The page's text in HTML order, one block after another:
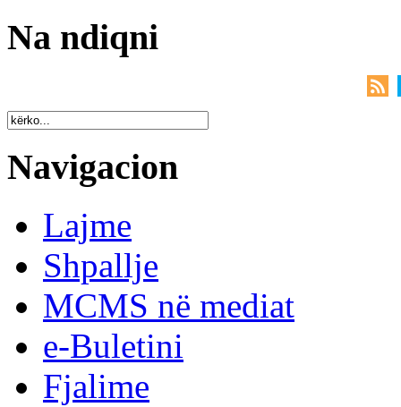
Na ndiqni
Navigacion
Lajme
Shpallje
MCMS në mediat
e-Buletini
Fjalime